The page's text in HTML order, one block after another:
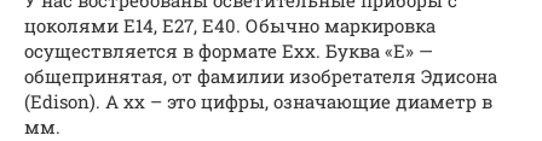
цоколями Е14, Е27, Е40. Обычно маркировка
осуществляется в формате Ехх. Буква «Е» —
общепринятая, от фамилии изобретателя Эдисона
(Edison). А хх – это цифры, означающие диаметр в
мм.